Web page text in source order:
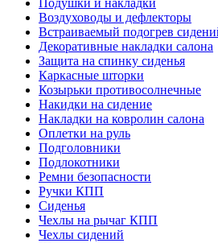
Подушки и накладки
Воздуховоды и дефлекторы
Встраиваемый подогрев
Декоративные накладки салона
Защита на спинку сиденья
Каркасные шторки
Козырьки противосолнечные
Накидки на сидение
Накладки на ковролин салона
Оплетки на руль
Подголовники
Подлокотники
Ремни безопасности
Ручки КПП
Сиденья
Чехлы на рычаг КПП
Чехлы сидений